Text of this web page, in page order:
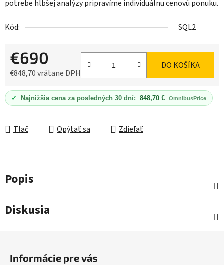
potrebe hlbšej analýzy pripravíme individuálnu cenovú ponuku.
Kód: SQL2
€690
€848,70 vrátane DPH
Jednotková cena:
DO KOŠÍKA
✓ Najnižšia cena za posledných 30 dní: 848,70 € OmnibusPrice
Tlač Opýtať sa Zdieľať
Popis
Diskusia
Informácie pre vás